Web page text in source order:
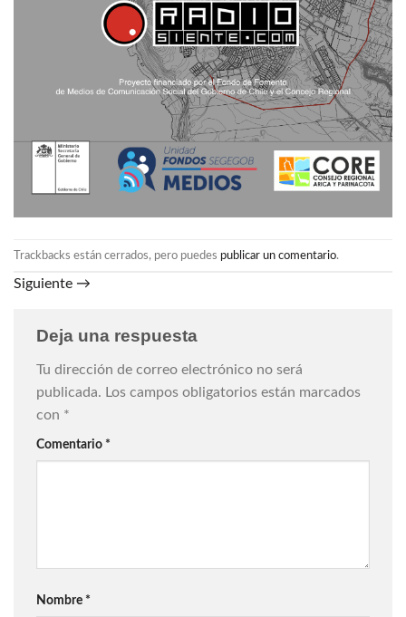
Trackbacks están cerrados, pero puedes publicar un comentario.
Siguiente →
Deja una respuesta
Tu dirección de correo electrónico no será
publicada. Los campos obligatorios están marcados
con *
Comentario *
Nombre *